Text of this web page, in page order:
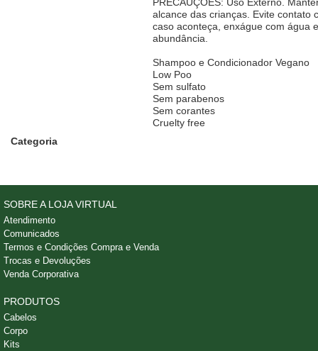
alcance das crianças. Evite contato
caso aconteça, enxágue com água
abundância.
Shampoo e Condicionador Vegano
Low Poo
Sem sulfato
Sem parabenos
Sem corantes
Cruelty free
Categoria
SOBRE A LOJA VIRTUAL
Atendimento
Comunicados
Termos e Condições Compra e Venda
Trocas e Devoluções
Venda Corporativa
PRODUTOS
Cabelos
Corpo
Kits